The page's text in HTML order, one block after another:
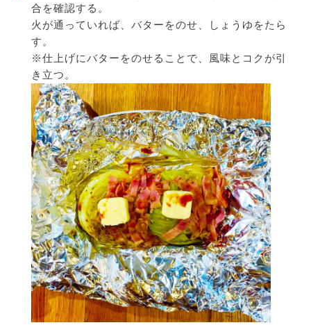
合を確認する。
火が通っていれば、バターをのせ、しょうゆをたら
す。
※仕上げにバターをのせることで、風味とコクが引
き立つ。